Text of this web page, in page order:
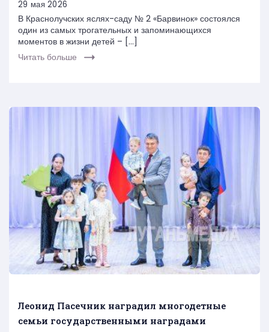
29 мая 2026
В Краснолучских яслях-саду № 2 «Барвинок» состоялся
один из самых трогательных и запоминающихся
моментов в жизни детей – […]
Читать больше
Леонид Пасечник наградил многодетные
семьи государственными наградами